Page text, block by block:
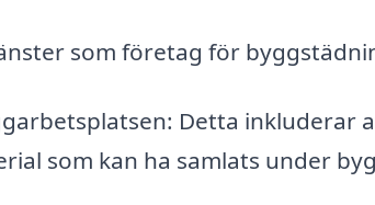
som företag för
Detta inkluderar
som kan ha samlats under